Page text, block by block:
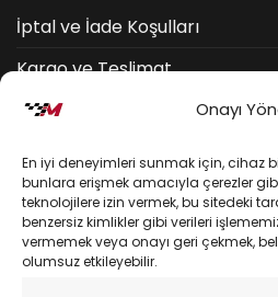
Onayı
En iyi deneyimleri sunmak için, cihaz
bunlara erişmek amacıyla çerezler
teknolojilere izin vermek, bu sitedeki
benzersiz kimlikler gibi verileri
vermemek veya onayı geri çekmek,
olumsuz etkileyebilir.
İptal ve İade Koşulları
Kargo ve Teslimat
Kişisel Verilerin Korunması
Mesafeli Satış Sözleşmesi
YARDIM